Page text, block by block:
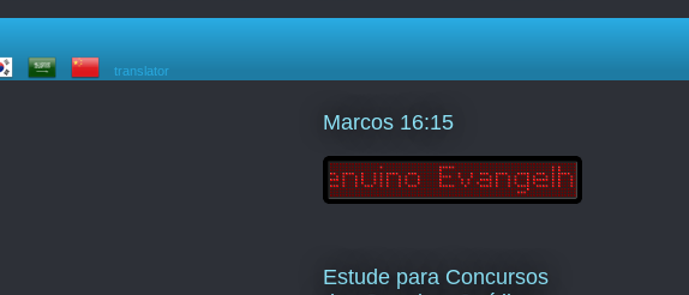
translator
Marcos 16:15
Estude para Concursos